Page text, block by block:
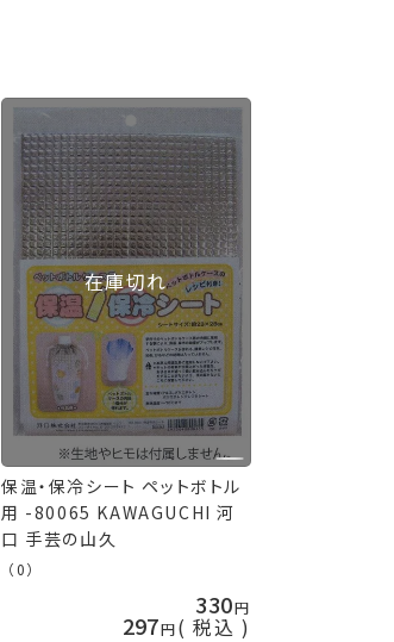
在庫切れ
保温・保冷シート ペットボトル
用 -80065 KAWAGUCHI 河
口 手芸の山久
（0）
330
297 税込